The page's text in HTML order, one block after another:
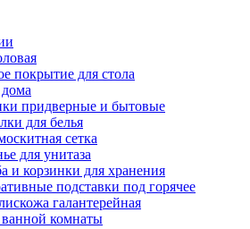
покрытие для стола
придверные и бытовые
для белья
сетка
для унитаза
и корзинки для хранения
подставки под горячее
галантерейная
комнаты